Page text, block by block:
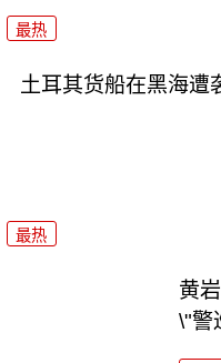
最热
土耳其货船在黑海遭
最热
黄
\"警